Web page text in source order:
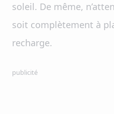
soleil. De même,
soit complètement à
recharge.
publicité